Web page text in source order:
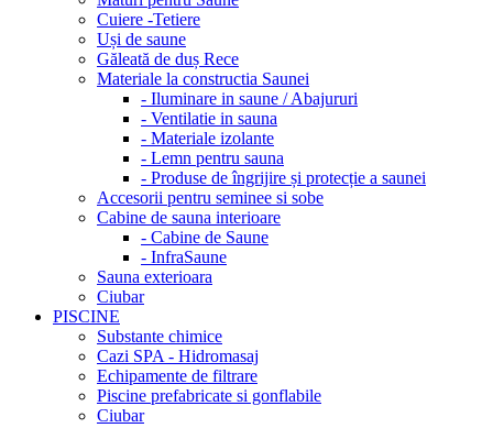
Cuiere -Tetiere
Uși de saune
Găleată de duș Rece
Materiale la constructia Saunei
- Iluminare in saune / Abajururi
- Ventilatie in sauna
- Materiale izolante
- Lemn pentru sauna
- Produse de îngrijire și protecție a saunei
Accesorii pentru seminee si sobe
Cabine de sauna interioare
- Cabine de Saune
- InfraSaune
Sauna exterioara
Ciubar
PISCINE
Substante chimice
Cazi SPA - Hidromasaj
Echipamente de filtrare
Piscine prefabricate si gonflabile
Ciubar